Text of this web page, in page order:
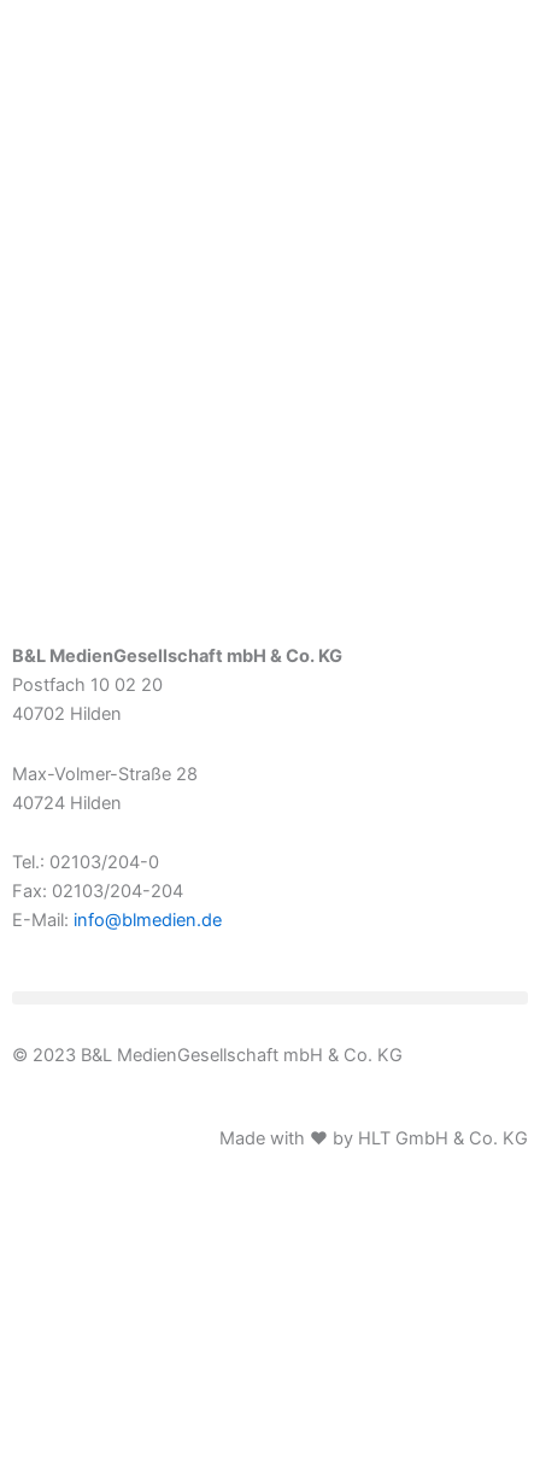
B&L MedienGesellschaft mbH & Co. KG
Postfach 10 02 20
40702 Hilden
Max-Volmer-Straße 28
40724 Hilden
Tel.: 02103/204-0
Fax: 02103/204-204
E-Mail: info@blmedien.de
© 2023 B&L MedienGesellschaft mbH & Co. KG
Made with ♥ by HLT GmbH & Co. KG